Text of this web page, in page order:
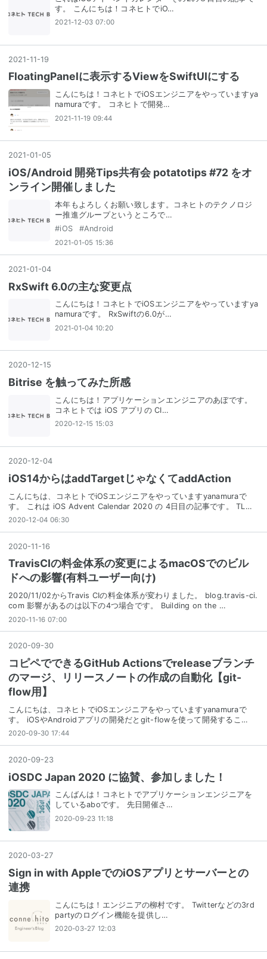
す。 こんにちは！コネヒトでiO…
2021-12-03 07:00
2021-11-19
FloatingPanelに表示するViewをSwiftUIにする
こんにちは！コネヒトでiOSエンジニアをやっていますya
namuraです。 コネヒトで開発…
2021-11-19 09:44
2021 -01 -05
iOS/Android 開発Tips共有会 potatotips #72 をオ
ンライン開催しました
本年もよろしくお願い致します。コネヒトのテクノロジ
ー推進グループというところで…
#iOS #Android
2021-01-05 15:36
2021 -01 -04
RxSwift 6.0の主な変更点
こんにちは！コネヒトでiOSエンジニアをやっていますya
namuraです。 RxSwiftの6.0が…
2021-01-04 10:20
2020-12-15
Bitrise を触ってみた所感
こんにちは！アプリケーションエンジニアのあぼです。
コネヒトでは iOS アプリの CI…
2020-12-15 15:03
2020-12-04
iOS14からはaddTargetじゃなくてaddAction
こんにちは、コネヒトでiOSエンジニアをやっていますyanamuraで
す。 これは iOS Advent Calendar 2020 の 4日目の記事です。 TL…
2020-12-04 06:30
2020-11-16
TravisCIの料金体系の変更によるmacOSでのビル
ドへの影響(有料ユーザー向け)
2020/11/02からTravis CIの料金体系が変わりました。 blog.travis-ci.
com 影響があるのは以下の4つ場合です。 Building on the …
2020-11-16 07:00
2020-09-30
コピペでできるGitHub Actionsでreleaseブランチ
のマージ、リリースノートの作成の自動化【git-
flow用】
こんにちは、コネヒトでiOSエンジニアをやっていますyanamuraで
す。 iOSやAndroidアプリの開発だとgit-flowを使って開発するこ…
2020-09-30 17:44
2020-09-23
iOSDC Japan 2020 に協賛、参加しました！
こんばんは！コネヒトでアプリケーションエンジニアを
しているaboです。 先日開催さ…
2020-09-23 11:18
2020-03-27
Sign in with AppleでのiOSアプリとサーバーとの
連携
こんにちは！エンジニアの柳村です。 Twitterなどの3rd
partyのログイン機能を提供し…
2020-03-27 12:03